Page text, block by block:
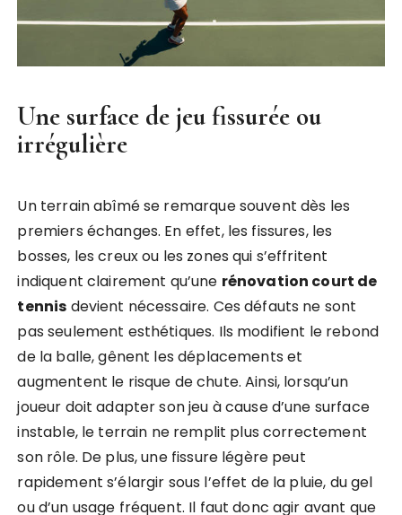
Une surface de jeu fissurée ou
irrégulière
Un terrain abîmé se remarque souvent dès les
premiers échanges. En effet, les fissures, les
bosses, les creux ou les zones qui s’effritent
indiquent clairement qu’une rénovation court de
tennis devient nécessaire. Ces défauts ne sont
pas seulement esthétiques. Ils modifient le rebond
de la balle, gênent les déplacements et
augmentent le risque de chute. Ainsi, lorsqu’un
joueur doit adapter son jeu à cause d’une surface
instable, le terrain ne remplit plus correctement
son rôle. De plus, une fissure légère peut
rapidement s’élargir sous l’effet de la pluie, du gel
ou d’un usage fréquent. Il faut donc agir avant que